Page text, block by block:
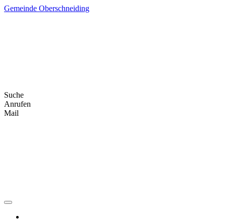
Skip
Gemeinde Oberschneiding
Suche
Anrufen
Mail